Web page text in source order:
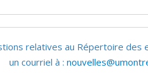
relatives au Répertoire des
un courriel à :